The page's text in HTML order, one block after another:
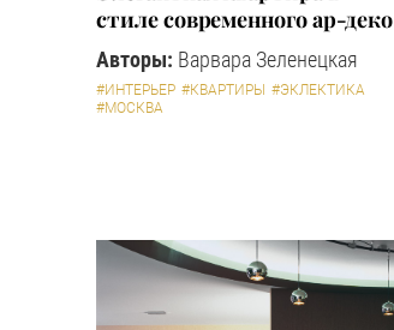
стиле современного ар-деко
Авторы: Варвара Зеленецкая
#ИНТЕРЬЕР #КВАРТИРЫ #ЭКЛЕКТИКА
#МОСКВА